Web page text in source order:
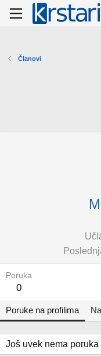
Članovi
Poruka
0
Poruke na profilima
Još uvek nema